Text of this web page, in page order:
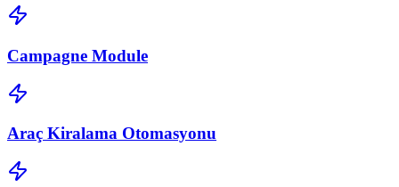
Campagne Module
Araç Kiralama Otomasyonu